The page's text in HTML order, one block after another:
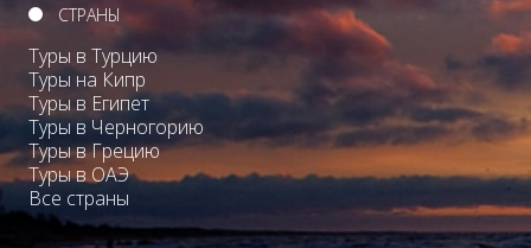
СТРАНЫ
Туры в Турцию
Туры на Кипр
Туры в Египет
Туры в Черногорию
Туры в Грецию
Туры в ОАЭ
Все страны